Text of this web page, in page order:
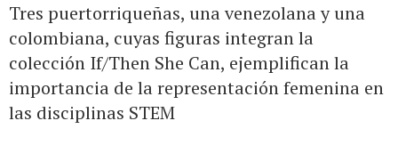
Tres puertorriqueñas, una venezolana y una
colombiana, cuyas figuras integran la
colección If/Then She Can, ejemplifican la
importancia de la representación femenina en
las disciplinas STEM